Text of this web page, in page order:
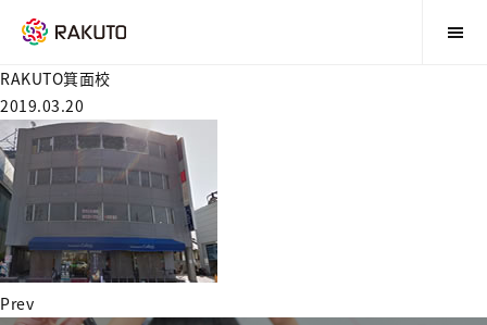
RAKUTO箕面校
2019.03.20
Prev